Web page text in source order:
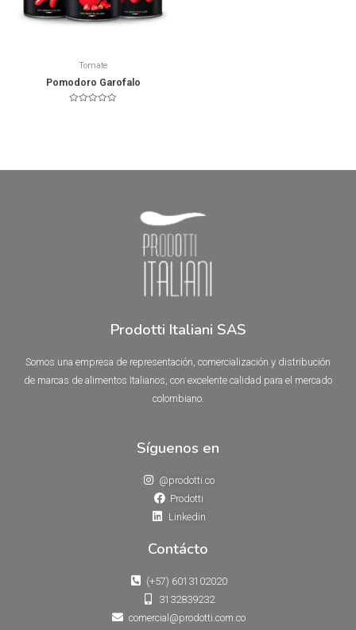
Tomate
Pomodoro Garofalo
Prodotti Italiani SAS
Somos una empresa de representación, comercialización y distribución
de marcas de alimentos Italianos, con excelente calidad para el mercado
colombiano.
Síguenos en
@prodotti.co
Prodotti
Linkedin
Contácto
(+57) 6013102020
3132839232
comercial@prodotti.com.co